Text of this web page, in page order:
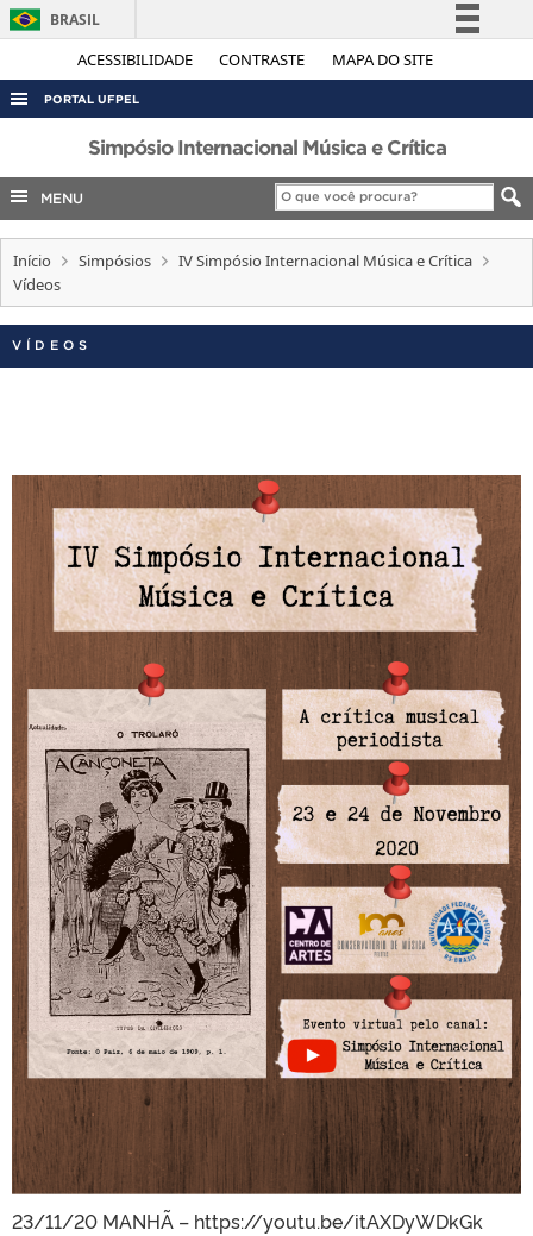
ACESSIBILIDADE CONTRASTE MAPA DO SITE
BRASIL
Simplifique!
Legislação
Canais
PORTAL UFPEL
ACESSO À INFORMAÇÃO
AUDITORIA
COBALTO
CONCURSOS
INTERNACIONAL
Simpósio Internacional Música e Crítica
MENU
Início Simpósios
IV Simpósio Internacional Música e Crítica
Vídeos
VÍDEOS
23/11/20 MANHÃ – https://youtu.be/itAXDyWDkGk